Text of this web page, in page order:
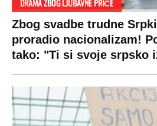
Hi-Tech
Kultura
Crna Gora
Makedonija
Prijatelji sajta